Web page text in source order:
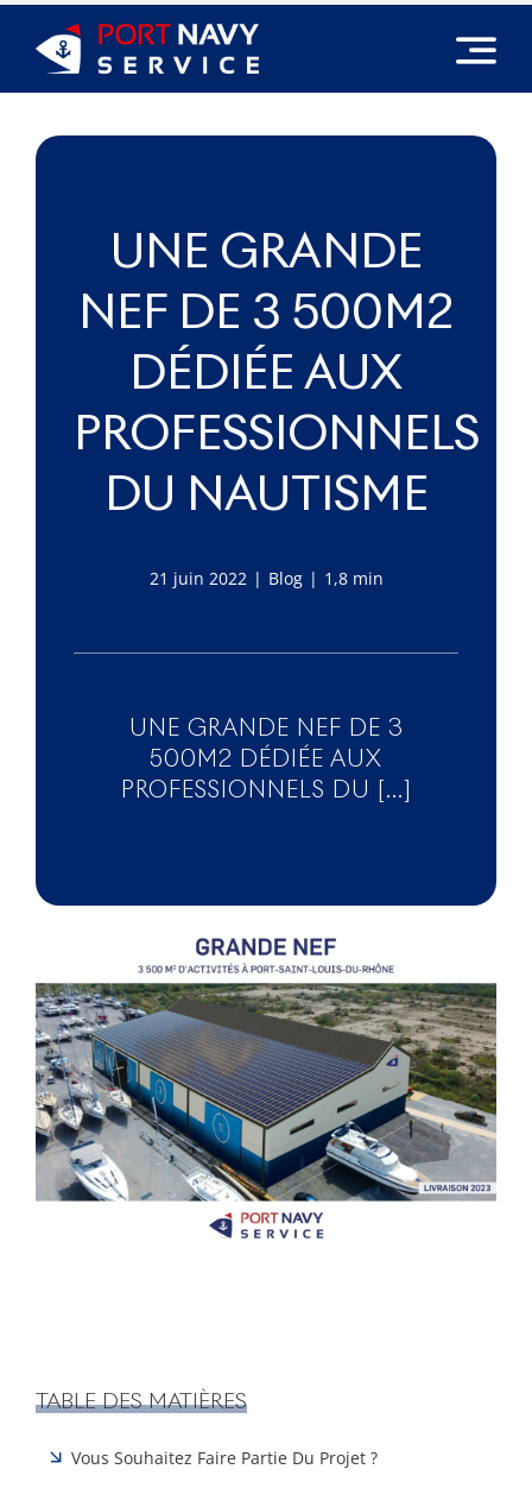
contenu
UNE GRANDE
NEF DE 3 500M2
DÉDIÉE AUX
PROFESSIONNELS
DU NAUTISME
21 juin 2022 | Blog | 1,8 min
UNE GRANDE NEF DE 3
500M2 DÉDIÉE AUX
PROFESSIONNELS DU [...]
TABLE DES MATIÈRES
Vous Souhaitez Faire Partie Du Projet ?